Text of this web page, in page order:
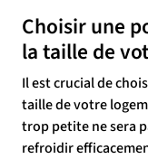
Choisir une
la taille de
Il est crucial de
taille de votre
trop petite ne sera
refroidir